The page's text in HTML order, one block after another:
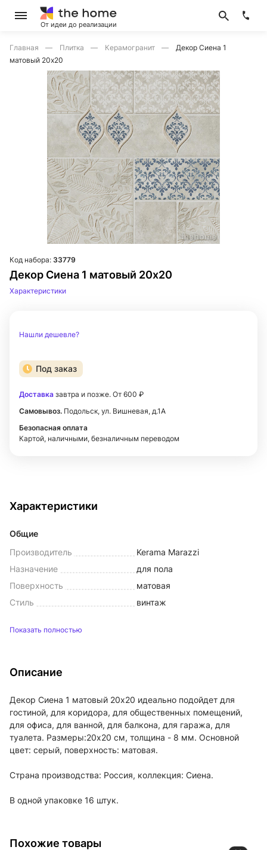
От идеи до реализации
Главная Плитка Керамогранит
Декор Сиена 1
матовый 20х20
Декор Сиена 1 матовый 20х20
Код набора: 33779
Характеристики
Нашли дешевле?
Под заказ
Доставка завтра и позже. От 600 ₽
Самовывоз. Подольск, ул. Вишневая, д.1А
Безопасная оплата
Картой, наличными, безналичным переводом
Характеристики
Общие
Производитель
Kerama Marazzi
Назначение
для пола
Поверхность
матовая
Стиль
винтаж
Показать полностью
Описание
Декор Сиена 1 матовый 20х20 идеально подойдет для
гостиной, для коридора, для общественных помещений,
для офиса, для ванной, для балкона, для гаража, для
туалета. Размеры:20x20 см, толщина - 8 мм. Основной
цвет: серый, поверхность: матовая.
Страна производства: Россия, коллекция: Сиена.
В одной упаковке 16 штук.
Похожие товары